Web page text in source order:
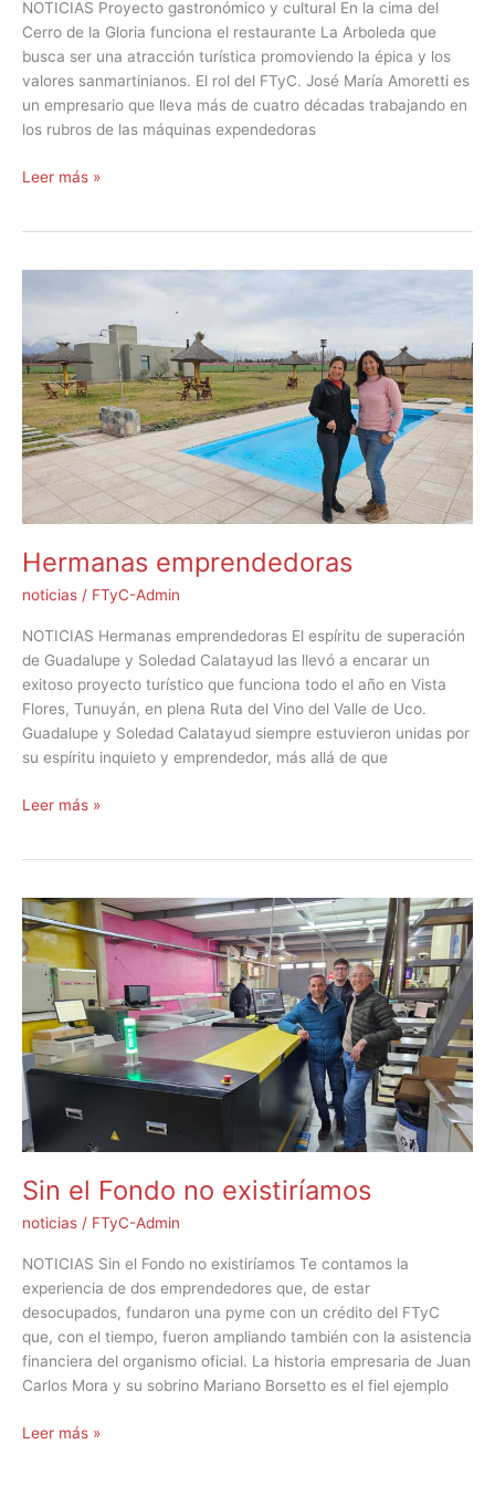
NOTICIAS Proyecto gastronómico y cultural En la cima del
Cerro de la Gloria funciona el restaurante La Arboleda que
busca ser una atracción turística promoviendo la épica y los
valores sanmartinianos. El rol del FTyC. José María Amoretti es
un empresario que lleva más de cuatro décadas trabajando en
los rubros de las máquinas expendedoras
Leer más »
Hermanas emprendedoras
noticias / FTyC-Admin
NOTICIAS Hermanas emprendedoras El espíritu de superación
de Guadalupe y Soledad Calatayud las llevó a encarar un
exitoso proyecto turístico que funciona todo el año en Vista
Flores, Tunuyán, en plena Ruta del Vino del Valle de Uco.
Guadalupe y Soledad Calatayud siempre estuvieron unidas por
su espíritu inquieto y emprendedor, más allá de que
Leer más »
Sin el Fondo no existiríamos
noticias / FTyC-Admin
NOTICIAS Sin el Fondo no existiríamos Te contamos la
experiencia de dos emprendedores que, de estar
desocupados, fundaron una pyme con un crédito del FTyC
que, con el tiempo, fueron ampliando también con la asistencia
financiera del organismo oficial. La historia empresaria de Juan
Carlos Mora y su sobrino Mariano Borsetto es el fiel ejemplo
Sin
el
Fondo
existiríamos
Leer más »